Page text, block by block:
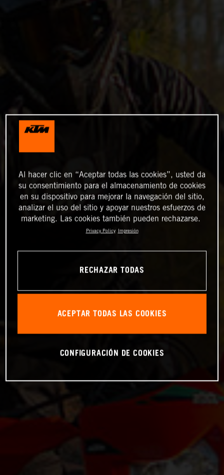
Al hacer clic en “Aceptar todas las cookies”, usted da
su consentimiento para el almacenamiento de cookies
en su dispositivo para mejorar la navegación del sitio,
analizar el uso del sitio y apoyar nuestros esfuerzos de
marketing. Las cookies también pueden rechazarse.
Privacy Policy Impresión
RECHAZAR TODAS
ACEPTAR TODAS LAS COOKIES
CONFIGURACIÓN DE COOKIES